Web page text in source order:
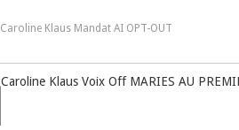
Caroline Klaus Mandat AI OPT-OUT
Caroline Klaus Voix Off MARIES AU